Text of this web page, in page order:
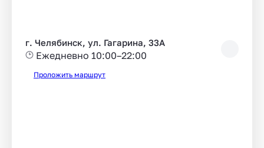
г. Челябинск, ул. Гагарина, 33А
Ежедневно 10:00–22:00
Проложить маршрут